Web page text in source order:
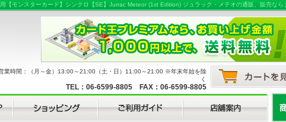
【モンスターカード】シンクロ【SE】Jurrac Meteor (1st Edition) ジュラック・メテオの通販、販売なら
業時間：（月～金）13:00～21:00（土・日）11:00～21:00 ※年末年始を除
く
TEL：06-6599-8805 FAX：06-6599-8805